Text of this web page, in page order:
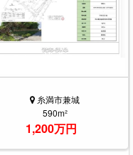
糸満市兼城
590m²
1,200万円